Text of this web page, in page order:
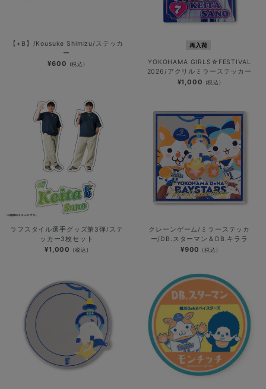
【+B】/Kousuke Shimizu/ステッカ
ー
¥600 (税込)
再入荷
YOKOHAMA GIRLS☆FESTIVAL
2026/アクリルミラーステッカー
¥1,000 (税込)
ラフスタイル選手グッズ第3弾/ステ
ッカー3枚セット
¥1,000 (税込)
クレーンゲーム/ミラーステッカ
ー/DB.スターマン＆DB.キララ
¥900 (税込)